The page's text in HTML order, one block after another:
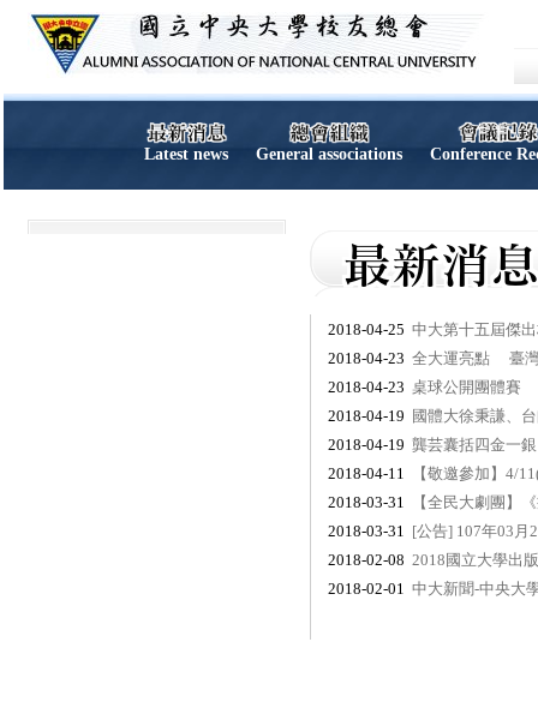
Latest news General associations Conference
2018-04-25 中大第十五屆傑
2018-04-23 全大運亮點 臺灣
2018-04-23 桌球公開團體賽
2018-04-19 國體大徐秉謙、
2018-04-19 龔芸囊括四金一
2018-04-11
【敬邀參加】4/
2018-03-31
【全民大劇團】
2018-03-31 [公告] 107年03月
2018-02-08 2018國立大學出
2018-02-01 中大新聞-中央大